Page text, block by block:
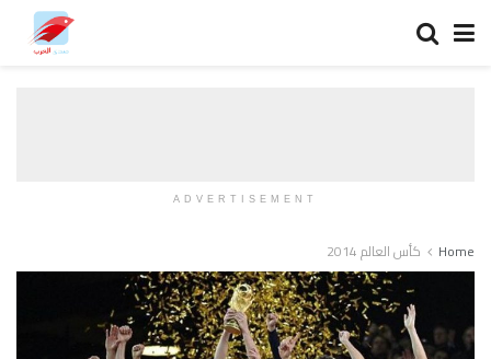
ADVERTISEMENT
Home كأس العالم 2014